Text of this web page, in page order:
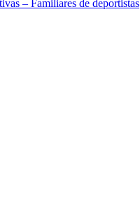
– Familiares de deportistas